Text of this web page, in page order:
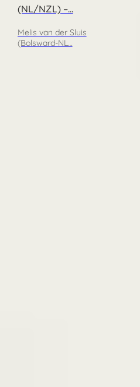
(NL/NZL) –…
Melis van der Sluis
(Bolsward-NL…